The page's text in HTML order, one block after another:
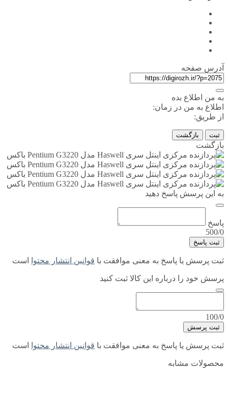
آدرس صفحه
به من اطلاع بده
اطلاع به من در زمان:
از طریق:
ثبت بازگشت
بازگشت
به این پرسش پاسخ دهید
پاسخ
500/0
ثبت پاسخ
ثبت پرسش یا پاسخ به معنی موافقت با قوانین انتشار محتوا است
پرسش خود را درباره این کالا ثبت کنید
100/0
ثبت پرسش
ثبت پرسش یا پاسخ به معنی موافقت با قوانین انتشار محتوا است
محصولات مشابه